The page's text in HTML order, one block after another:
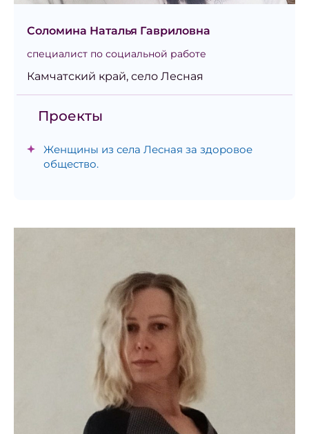
Соломина Наталья Гавриловна
специалист по социальной работе
Камчатский край, село Лесная
Проекты
Женщины из села Лесная за здоровое
общество.